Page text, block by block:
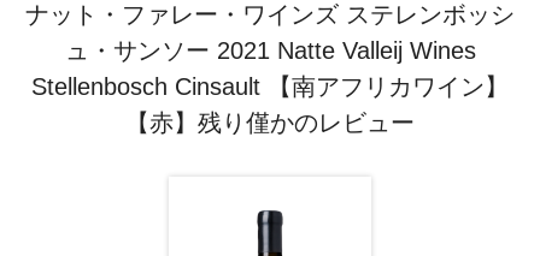
ナット・ファレー・ワインズ ステレンボッシ
ュ・サンソー 2021 Natte Valleij Wines
Stellenbosch Cinsault 【南アフリカワイン】
【赤】残り僅かのレビュー